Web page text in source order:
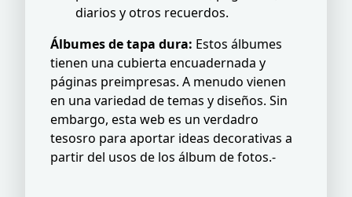
diarios y otros recuerdos.
Álbumes de tapa dura: Estos álbumes
tienen una cubierta encuadernada y
páginas preimpresas. A menudo vienen
en una variedad de temas y diseños. Sin
embargo, esta web es un verdadro
tesosro para aportar ideas decorativas a
partir del usos de los álbum de fotos.-